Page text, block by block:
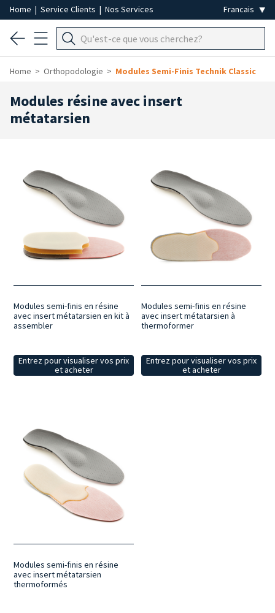
Home | Service Clients | Nos Services
Home Orthopodologie Modules Semi-Finis Technik Classic
Modules résine avec insert
métatarsien
Modules semi-finis en résine
avec insert métatarsien en kit à
assembler
Entrez pour visualiser vos prix
et acheter
Modules semi-finis en résine
avec insert métatarsien à
thermoformer
Entrez pour visualiser vos prix
et acheter
Modules semi-finis en résine
avec insert métatarsien
thermoformés